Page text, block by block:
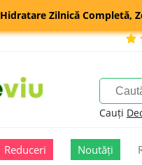
Hidratare Zilnică Completă,
Cauți
Reduceri Noutăți